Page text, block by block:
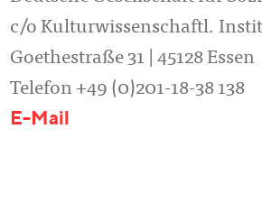
c/o Kulturwissenschaftl.
Goethestraße 31 | 45128 Essen
Telefon +49 (0)201-18-38 138
E-Mail